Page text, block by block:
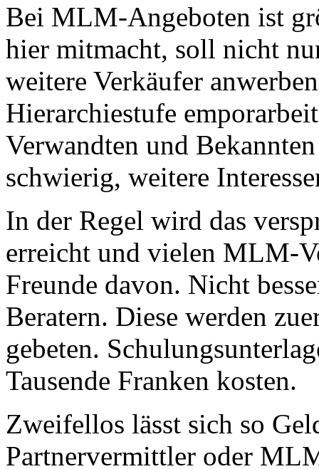
Bei MLM-Angeboten ist
hier mitmacht, soll nicht
weitere Verkäufer
Hierarchiestufe
Verwandten und
schwierig, weitere
In der Regel wird das
erreicht und vielen MLM-
Freunde davon. Nicht
Beratern. Diese werden
gebeten.
Tausende Franken kosten.
Zweifellos lässt sich so
Partnervermittler oder